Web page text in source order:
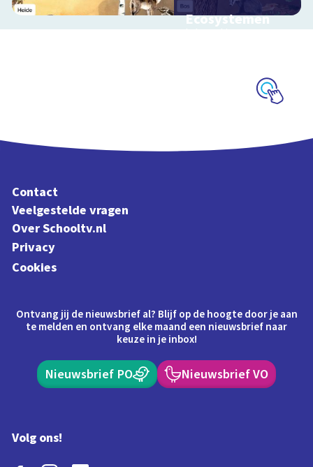
Ecosystemen
Interactieve
Contact
Veelgestelde vragen
Over Schooltv.nl
Privacy
Cookies
Ontvang jij de nieuwsbrief al? Blijf op de hoogte door je aan
te melden en ontvang elke maand een nieuwsbrief naar
keuze in je inbox!
Nieuwsbrief PO Nieuwsbrief VO
Volg ons!